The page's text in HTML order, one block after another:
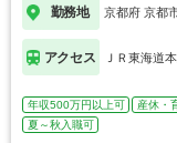
勤務地 京都府 京都
アクセス ＪＲ東海道
年収500万円以上可 産休・
夏～秋入職可